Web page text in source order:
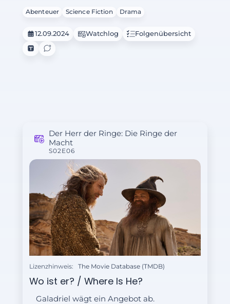
Abenteuer Science Fiction Drama
12.09.2024 Watchlog Folgenübersicht
Der Herr der Ringe: Die Ringe der
Macht
S02E06
Lizenzhinweis: The Movie Database (TMDB)
Wo ist er? / Where Is He?
Galadriel wägt ein Angebot ab.